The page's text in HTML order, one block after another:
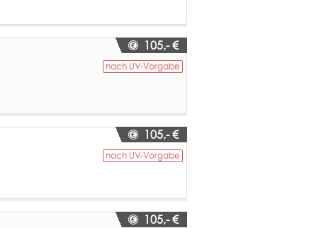
105,- €
nach UV-Vorgabe
105,- €
nach UV-Vorgabe
105,- €